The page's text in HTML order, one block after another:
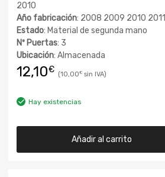
2010
Año fabricación: 2008 2009 2010 2011
Estado: Material de segunda mano
Nº Puertas: 3
Ubicación: Almacenada
12,10€ 10,00€
Hay existencias
Añadir al carrito